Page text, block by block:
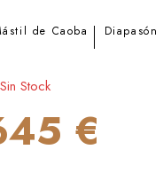
de Caoba Diapasón
Sin Stock
€